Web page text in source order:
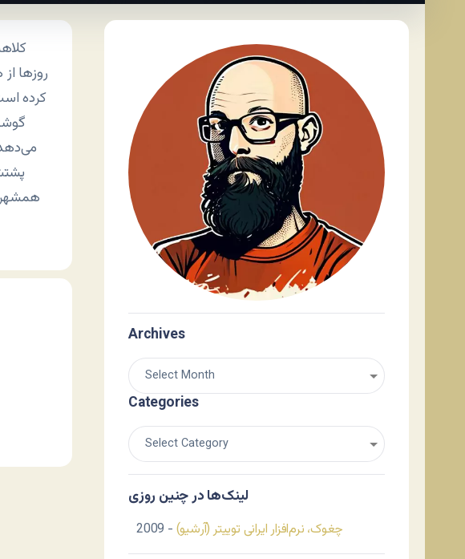
روزها
کرده
Archives
Categories
لینک‌ها در چنین روزی
چغوک، نرم‌افزار ایرانی توییتر (آرشیو) - 2009